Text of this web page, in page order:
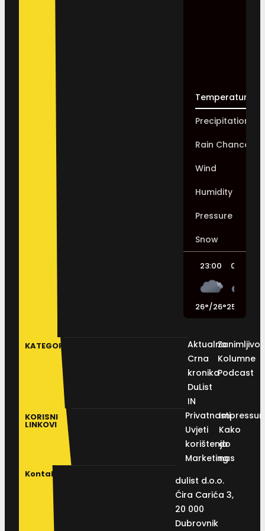
Temperature
Precipitation
Rain Chance
Wind
Humidity
Pressure
Snow
23:00
26°/26°
02:00
25
KATEGORIJE
Aktualno
Crna
kronika
DuList
IN
Kolumne
Podcast
KORISNI
LINKOVI
Privatnosti
Uvjeti
korištenja
Marketing
Kako
do
nas
Kontakt
dulist d.o.o.
Ćira Carića 3,
20 000
Dubrovnik